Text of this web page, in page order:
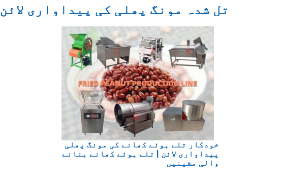
تل شدہ مونگ پھلی کی پیداواری لائن
خودکار تلے ہوئے کھانے کی مونگ پھلی
پیداواری لائن | تلے ہوئے کھانے بنانے
والی مشینیں